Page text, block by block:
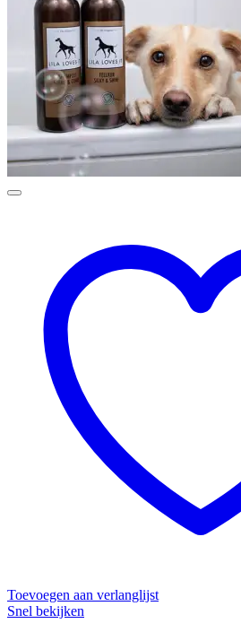
Toevoegen aan verlanglijst
Snel bekijken